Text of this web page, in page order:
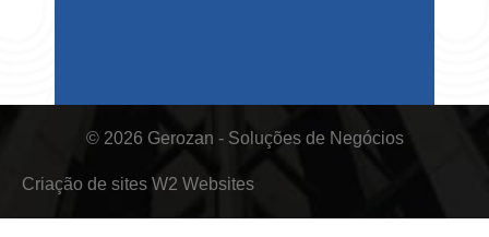
© 2026 Gerozan - Soluções de Negócios
Criação de sites W2 Websites